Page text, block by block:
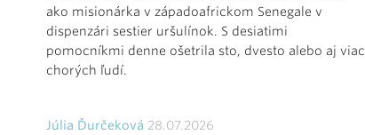
ako misionárka v západoafrickom Senegale v
dispenzári sestier uršulínok. S desiatimi
pomocníkmi denne ošetrila sto, dvesto alebo aj viac
chorých ľudí.
Júlia Ďurčeková 28.07.2026